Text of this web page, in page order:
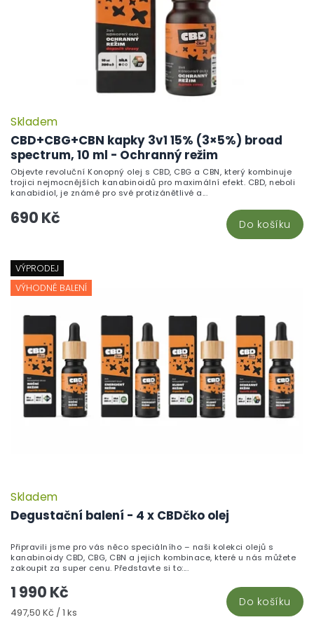
CBD+CBG+CBN kapky 3v1 15% (3×5%) broad
spectrum, 10 ml - Ochranný režim
Skladem
690 Kč Do košíku
Objevte revoluční Konopný olej s CBD, CBG a CBN, který kombinuje
trojici nejmocnějších kanabinoidů pro maximální efekt. CBD, neboli
kanabidiol, je známé pro své protizánětlivé a...
VÝPRODEJ
VÝHODNÉ BALENÍ
Degustační balení - 4 x CBDčko olej
Skladem
1 990 Kč
Měrná
497,50 Kč / 1 ks
Do košíku
Připravili jsme pro vás něco speciálního – naši kolekci olejů s
kanabinoidy CBD, CBG, CBN a jejich kombinace, které u nás můžete
zakoupit za super cenu. Představte si to:...